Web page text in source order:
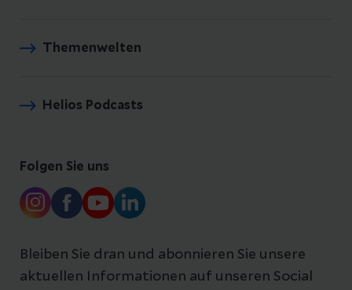
Themenwelten
Helios Podcasts
Folgen Sie uns
Bleiben Sie dran und abonnieren Sie unsere
aktuellen Informationen auf unseren Social